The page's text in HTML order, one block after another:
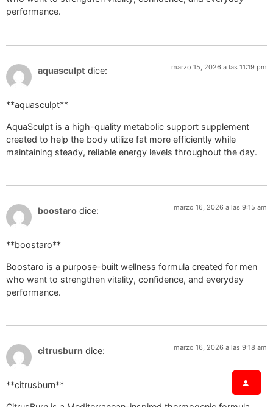
performance.
aquasculpt dice: marzo 15, 2026 a las 11:19 pm
**aquasculpt**
AquaSculpt is a high-quality metabolic support supplement
created to help the body utilize fat more efficiently while
maintaining steady, reliable energy levels throughout the day.
boostaro dice: marzo 16, 2026 a las 9:15 am
**boostaro**
Boostaro is a purpose-built wellness formula created for men
who want to strengthen vitality, confidence, and everyday
performance.
citrusburn dice: marzo 16, 2026 a las 9:18 am
**citrusburn**